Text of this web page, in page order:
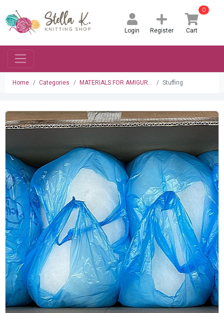
Login Register
0
Cart
Home Categories MATERIALS FOR AMIGUR... Stuffing